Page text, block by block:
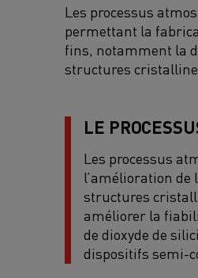
Les processus
permettant la
fins, notamment la
structures
LE
Les processus
l’amélioration
structures
améliorer la
de dioxyde de
dispositifs semi-